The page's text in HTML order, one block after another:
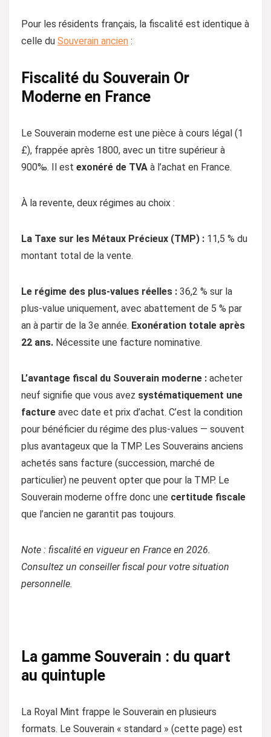
Pour les résidents français, la fiscalité est identique à
celle du Souverain ancien :
Fiscalité du Souverain Or
Moderne en France
Le Souverain moderne est une pièce à cours légal (1
£), frappée après 1800, avec un titre supérieur à
900‰. Il est exonéré de TVA à l’achat en France.
À la revente, deux régimes au choix :
La Taxe sur les Métaux Précieux (TMP) : 11,5 % du
montant total de la vente.
Le régime des plus-values réelles : 36,2 % sur la
plus-value uniquement, avec abattement de 5 % par
an à partir de la 3e année. Exonération totale après
22 ans. Nécessite une facture nominative.
L’avantage fiscal du Souverain moderne : acheter
neuf signifie que vous avez systématiquement une
facture avec date et prix d’achat. C’est la condition
pour bénéficier du régime des plus-values — souvent
plus avantageux que la TMP. Les Souverains anciens
achetés sans facture (succession, marché de
particulier) ne peuvent opter que pour la TMP. Le
Souverain moderne offre donc une certitude fiscale
que l’ancien ne garantit pas toujours.
Note : fiscalité en vigueur en France en 2026.
Consultez un conseiller fiscal pour votre situation
personnelle.
La gamme Souverain : du quart
au quintuple
La Royal Mint frappe le Souverain en plusieurs
formats. Le Souverain « standard » (cette page) est